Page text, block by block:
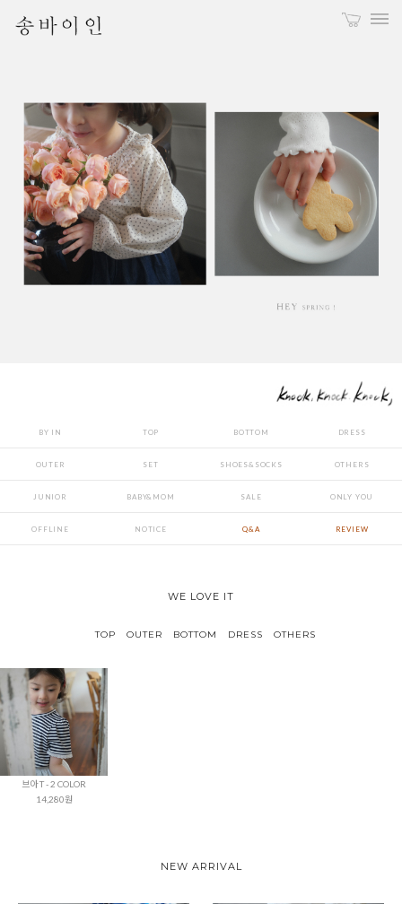
BY IN TOP BOTTOM DRESS
OUTER SET SHOES&SOCKS OTHERS
JUNIOR BABY&MOM SALE ONLY YOU
OFFLINE NOTICE Q&A REVIEW
WE LOVE IT
TOP OUTER BOTTOM DRESS OTHERS
브아 T - 2 COLOR
14,280원
NEW ARRIVAL